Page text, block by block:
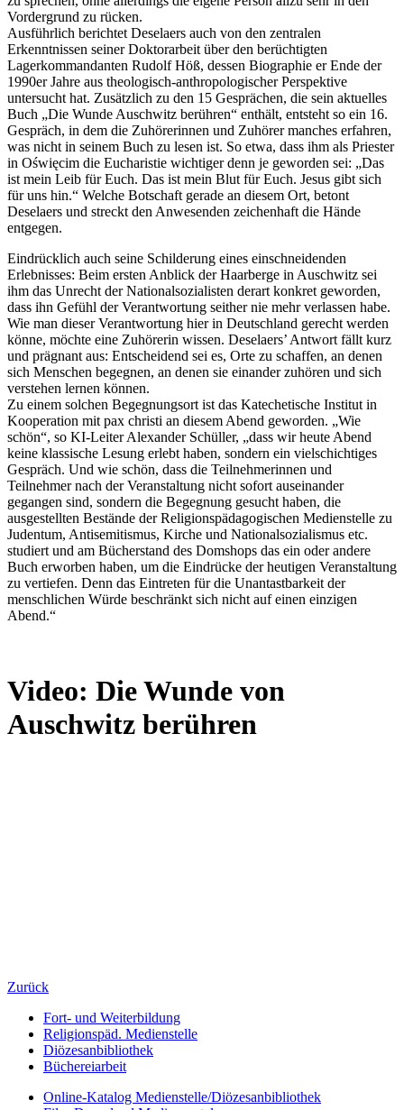
Vordergrund zu rücken.
Ausführlich berichtet Deselaers auch von den zentralen
Erkenntnissen seiner Doktorarbeit über den berüchtigten
Lagerkommandanten Rudolf Höß, dessen Biographie er Ende der
1990er Jahre aus theologisch-anthropologischer Perspektive
untersucht hat. Zusätzlich zu den 15 Gesprächen, die sein aktuelles
Buch „Die Wunde Auschwitz berühren“ enthält, entsteht so ein 16.
Gespräch, in dem die Zuhörerinnen und Zuhörer manches erfahren,
was nicht in seinem Buch zu lesen ist. So etwa, dass ihm als Priester
in Oświęcim die Eucharistie wichtiger denn je geworden sei: „Das
ist mein Leib für Euch. Das ist mein Blut für Euch. Jesus gibt sich
für uns hin.“ Welche Botschaft gerade an diesem Ort, betont
Deselaers und streckt den Anwesenden zeichenhaft die Hände
entgegen.
Eindrücklich auch seine Schilderung eines einschneidenden
Erlebnisses: Beim ersten Anblick der Haarberge in Auschwitz sei
ihm das Unrecht der Nationalsozialisten derart konkret geworden,
dass ihn Gefühl der Verantwortung seither nie mehr verlassen habe.
Wie man dieser Verantwortung hier in Deutschland gerecht werden
könne, möchte eine Zuhörerin wissen. Deselaers’ Antwort fällt kurz
und prägnant aus: Entscheidend sei es, Orte zu schaffen, an denen
sich Menschen begegnen, an denen sie einander zuhören und sich
verstehen lernen können.
Zu einem solchen Begegnungsort ist das Katechetische Institut in
Kooperation mit pax christi an diesem Abend geworden. „Wie
schön“, so KI-Leiter Alexander Schüller, „dass wir heute Abend
keine klassische Lesung erlebt haben, sondern ein vielschichtiges
Gespräch. Und wie schön, dass die Teilnehmerinnen und
Teilnehmer nach der Veranstaltung nicht sofort auseinander
gegangen sind, sondern die Begegnung gesucht haben, die
ausgestellten Bestände der Religionspädagogischen Medienstelle zu
Judentum, Antisemitismus, Kirche und Nationalsozialismus etc.
studiert und am Bücherstand des Domshops das ein oder andere
Buch erworben haben, um die Eindrücke der heutigen Veranstaltung
zu vertiefen. Denn das Eintreten für die Unantastbarkeit der
menschlichen Würde beschränkt sich nicht auf einen einzigen
Abend.“
Video: Die Wunde von
Auschwitz berühren
Zurück
Fort- und Weiterbildung
Religionspäd. Medienstelle
Diözesanbibliothek
Büchereiarbeit
Online-Katalog Medienstelle/Diözesanbibliothek